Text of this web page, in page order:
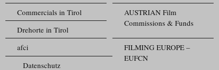
Commercials in Tirol
AUSTRIAN Film
Commissions & Funds
Drehorte in Tirol
FILMING EUROPE –
EUFCN
afci
Datenschutz